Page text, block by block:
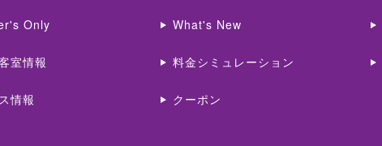
Only What's New
室情報 料金シミュレーション
情報 クーポン